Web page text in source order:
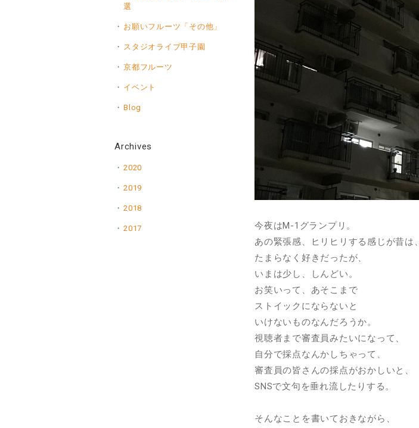
今夜はM-1グランプリ。
あの緊張感、ヒリヒリする感じが昔は、
たまらなく好きだったが、
いまは少し、しんどい。
お笑いって、あそこまで
ストイックにならないと
いけないものなんだろうか。
視聴者まで審査員みたいになって、
自分で採点なんかしちゃって、
審査員の皆さんの採点がおかしいと、
SNSで文句を垂れ流したりする。
そんなことを書いておきながら、
選
お願いフルーツ「その他」
スタジオライブ甲子園
京都フルーツ
イベント
Blog
Archives
2020
2019
2018
2017